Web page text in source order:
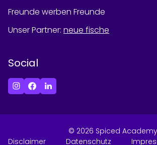
Freunde werben Freunde
Unser Partner: neue fische
Social
© 2026 Spiced Academy
Disclaimer
Datenschutz